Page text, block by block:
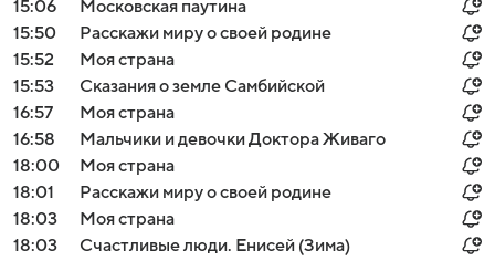
15:06
Московская паутина
15:50
Расскажи миру о своей родине
15:52
Моя страна
15:53
Сказания о земле Самбийской
16:57
Моя страна
16:58
Мальчики и девочки Доктора Живаго
18:00
Моя страна
18:01
Расскажи миру о своей родине
18:03
Моя страна
18:03
Счастливые люди. Енисей (Зима)